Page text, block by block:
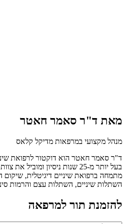
מאת ד"ר סאמר חאטר
מנהל מקצועי במרפאות מדיקל קלאס
בעל יותר מ-25 שנות ניסיון
מתמחה ברפואת שיניים דיגיטלית,
השתלות שיניים, השתלות עצם והרמות
להזמנת תור למרפאה